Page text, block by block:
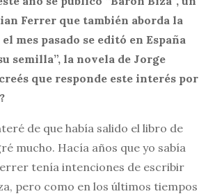
Ferrer que también aborda la
mes pasado se editó en España
semilla”, la novela de Jorge
que responde este interés por
de que había salido el libro de
mucho. Hacía años que yo sabía
tenía intenciones de escribir
pero como en los últimos tiempos